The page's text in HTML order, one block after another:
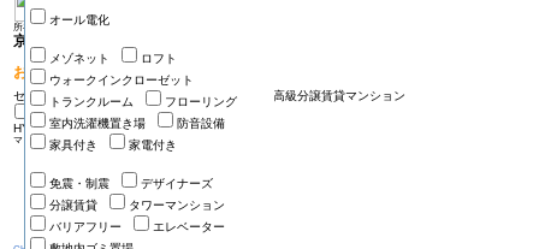
オール電化
メゾネット
ロフト
ウォークインクローゼット
トランクルーム
フローリング
室内洗濯機置き場
防音設備
家具付き
家電付き
免震・制震
デザイナーズ
分譲賃貸
タワーマンション
バリアフリー
エレベーター
所在地：大田区大森北
京浜東北線 大森（東京）駅 徒歩5分
おすすめPOINT!
セキュリティも室内設備も充実 ペット2匹可 高級分譲賃貸マンション
HY's diletto0602号室 大田区大森西
マンション